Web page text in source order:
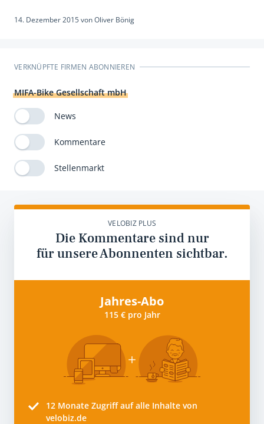
14. Dezember 2015vonOliver Bönig
VERKNÜPFTE FIRMEN ABONNIEREN
MIFA-Bike Gesellschaft mbH
News
Kommentare
Stellenmarkt
VELOBIZ PLUS
Die Kommentare sind nur
für unsere Abonnenten sichtbar.
Jahres-Abo
115 € pro Jahr
12 Monate Zugriff auf alle Inhalte von
velobiz.de